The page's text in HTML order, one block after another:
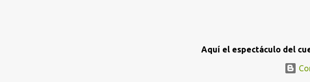
Aquí el espectáculo del